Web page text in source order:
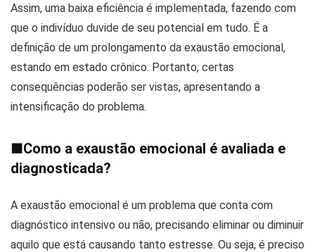
Assim, uma baixa eficiência é implementada, fazendo com
que o indivíduo duvide de seu potencial em tudo. É a
definição de um prolongamento da exaustão emocional,
estando em estado crônico. Portanto, certas
consequências poderão ser vistas, apresentando a
intensificação do problema.
■Como a exaustão emocional é avaliada e
diagnosticada?
A exaustão emocional é um problema que conta com
diagnóstico intensivo ou não, precisando eliminar ou diminuir
aquilo que está causando tanto estresse. Ou seja, é preciso